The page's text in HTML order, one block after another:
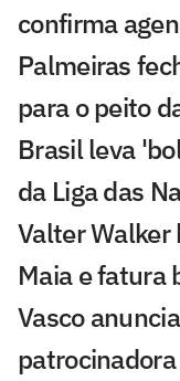
confirma
Palmeiras
para o peito
Brasil leva
da Liga das
Valter Walker
Maia e fatura
Vasco